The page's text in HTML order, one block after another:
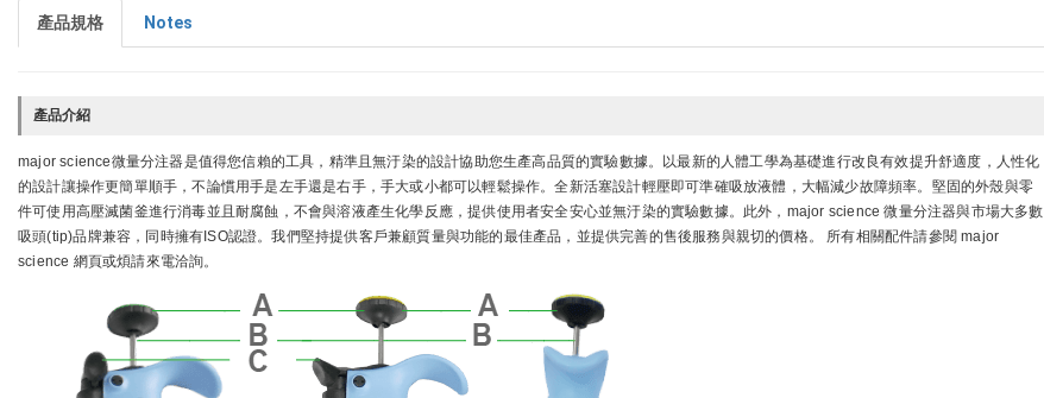
產品規格 Notes
產品介紹
major science微量分注器是值得您信賴的工具，精準且無汙染的設計協助您生產高品質的實驗數據。以最新的人體工學為基礎進行改良有效提升舒適度，人性化
的設計讓操作更簡單順手，不論慣用手是左手還是右手，手大或小都可以輕鬆操作。全新活塞設計輕壓即可準確吸放液體，大幅減少故障頻率。堅固的外殼與零
件可使用高壓滅菌釜進行消毒並且耐腐蝕，不會與溶液產生化學反應，提供使用者安全安心並無汙染的實驗數據。此外，major science 微量分注器與市場大多數
吸頭(tip)品牌兼容，同時擁有ISO認證。我們堅持提供客戶兼顧質量與功能的最佳產品，並提供完善的售後服務與親切的價格。 所有相關配件請參閱 major
science 網頁或煩請來電洽詢。